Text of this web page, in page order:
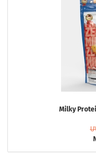
Milky